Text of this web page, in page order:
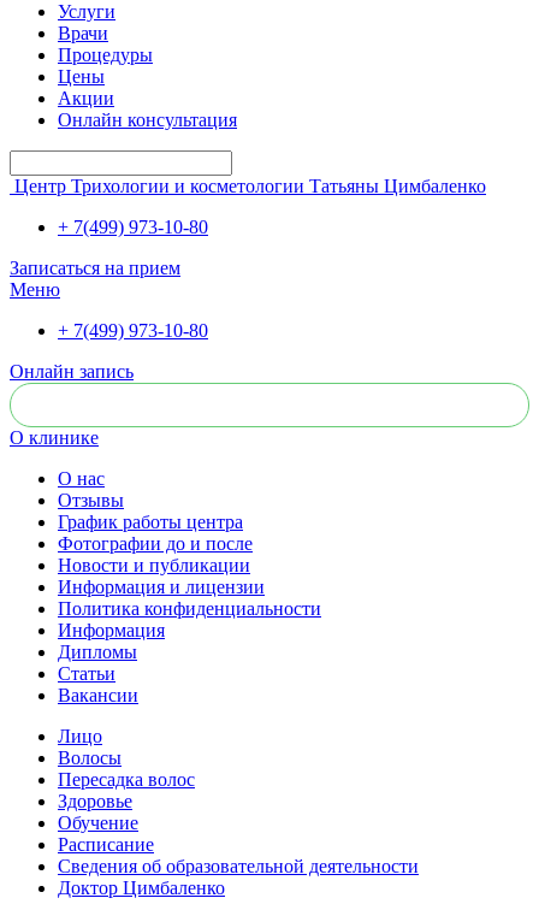
Услуги
Врачи
Процедуры
Цены
Акции
Онлайн консультация
Центр Трихологии и косметологии Татьяны Цимбаленко
+ 7(499) 973-10-80
Записаться на прием
Меню
+ 7(499) 973-10-80
Онлайн запись
О клинике
О нас
Отзывы
График работы центра
Фотографии до и после
Новости и публикации
Информация и лицензии
Политика конфиденциальности
Информация
Дипломы
Статьи
Вакансии
Лицо
Волосы
Пересадка волос
Здоровье
Обучение
Расписание
Сведения об образовательной деятельности
Доктор Цимбаленко